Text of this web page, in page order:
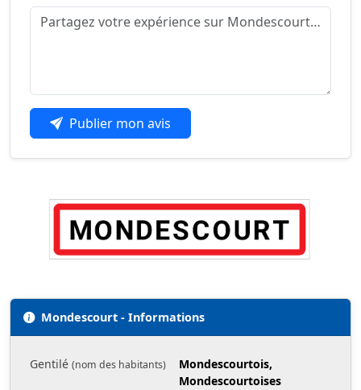
Publier mon avis
Mondescourt - Informations
Gentilé (nom des habitants)
Mondescourtois,
Mondescourtoises